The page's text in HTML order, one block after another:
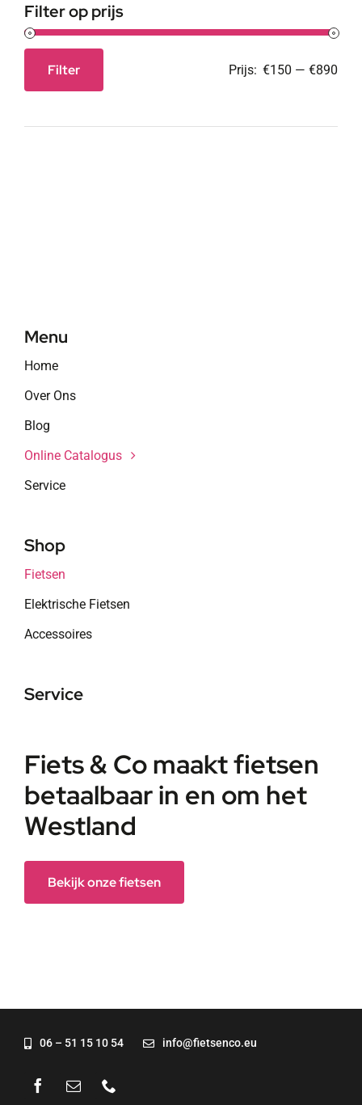
Filter op prijs
Filter Prijs: €150 — €890
Menu
Home
Over Ons
Blog
Online Catalogus
Service
Shop
Fietsen
Elektrische Fietsen
Accessoires
Service
Fiets & Co maakt fietsen
betaalbaar in en om het
Westland
Bekijk onze fietsen
06 – 51 15 10 54 info@fietsenco.eu